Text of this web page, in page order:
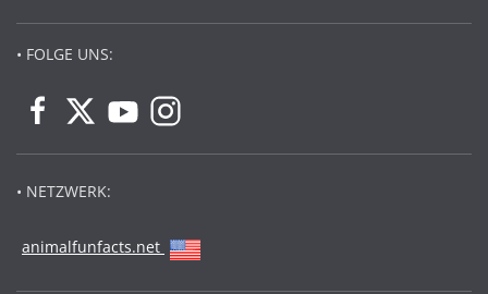
• FOLGE UNS:
• NETZWERK:
animalfunfacts.net